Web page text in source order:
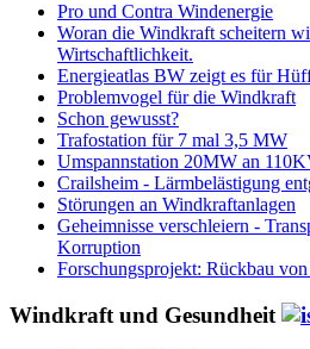
Pro und Contra Windenergie
Woran die Windkraft scheitern
Wirtschaftlichkeit.
Energieatlas BW zeigt es für
Problemvogel für die Windkraft
Schon gewusst?
Trafostation für 7 mal 3,5 MW
Umspannstation 20MW an
Crailsheim - Lärmbelästigung
Störungen an Windkraftanlagen
Geheimnisse verschleiern -
Korruption
Forschungsprojekt: Rückbau
Windkraft und Gesundheit